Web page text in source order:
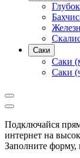
Саки
Саки
Саки
Подключайся
интернет на
Заполните